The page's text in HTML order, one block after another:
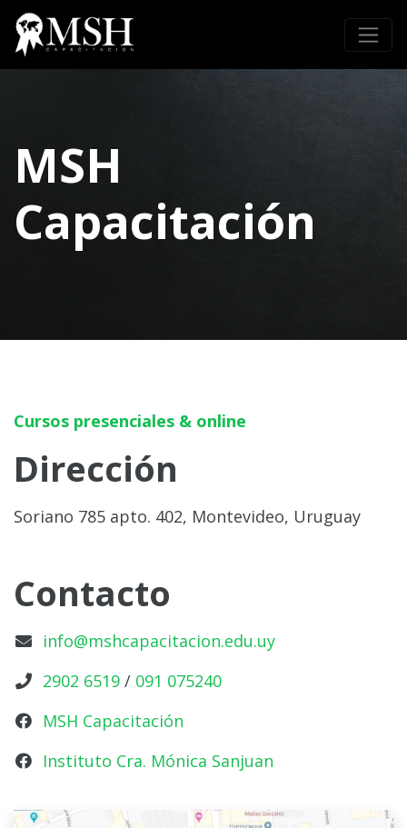
MSH
Capacitación
Cursos presenciales & online
Dirección
Soriano 785 apto. 402, Montevideo, Uruguay
Contacto
info@mshcapacitacion.edu.uy
2902 6519/ 091 075240
MSH Capacitación
Instituto Cra. Mónica Sanjuan